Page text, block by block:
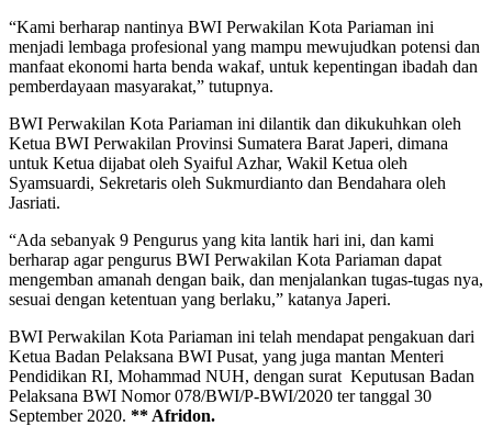
“Kami berharap nantinya BWI Perwakilan Kota Pariaman ini
menjadi lembaga profesional yang mampu mewujudkan potensi dan
manfaat ekonomi harta benda wakaf, untuk kepentingan ibadah dan
pemberdayaan masyarakat,” tutupnya.
BWI Perwakilan Kota Pariaman ini dilantik dan dikukuhkan oleh
Ketua BWI Perwakilan Provinsi Sumatera Barat Japeri, dimana
untuk Ketua dijabat oleh Syaiful Azhar, Wakil Ketua oleh
Syamsuardi, Sekretaris oleh Sukmurdianto dan Bendahara oleh
Jasriati.
“Ada sebanyak 9 Pengurus yang kita lantik hari ini, dan kami
berharap agar pengurus BWI Perwakilan Kota Pariaman dapat
mengemban amanah dengan baik, dan menjalankan tugas-tugas nya,
sesuai dengan ketentuan yang berlaku,” katanya Japeri.
BWI Perwakilan Kota Pariaman ini telah mendapat pengakuan dari
Ketua Badan Pelaksana BWI Pusat, yang juga mantan Menteri
Pendidikan RI, Mohammad NUH, dengan surat Keputusan Badan
Pelaksana BWI Nomor 078/BWI/P-BWI/2020 ter tanggal 30
September 2020. ** Afridon.